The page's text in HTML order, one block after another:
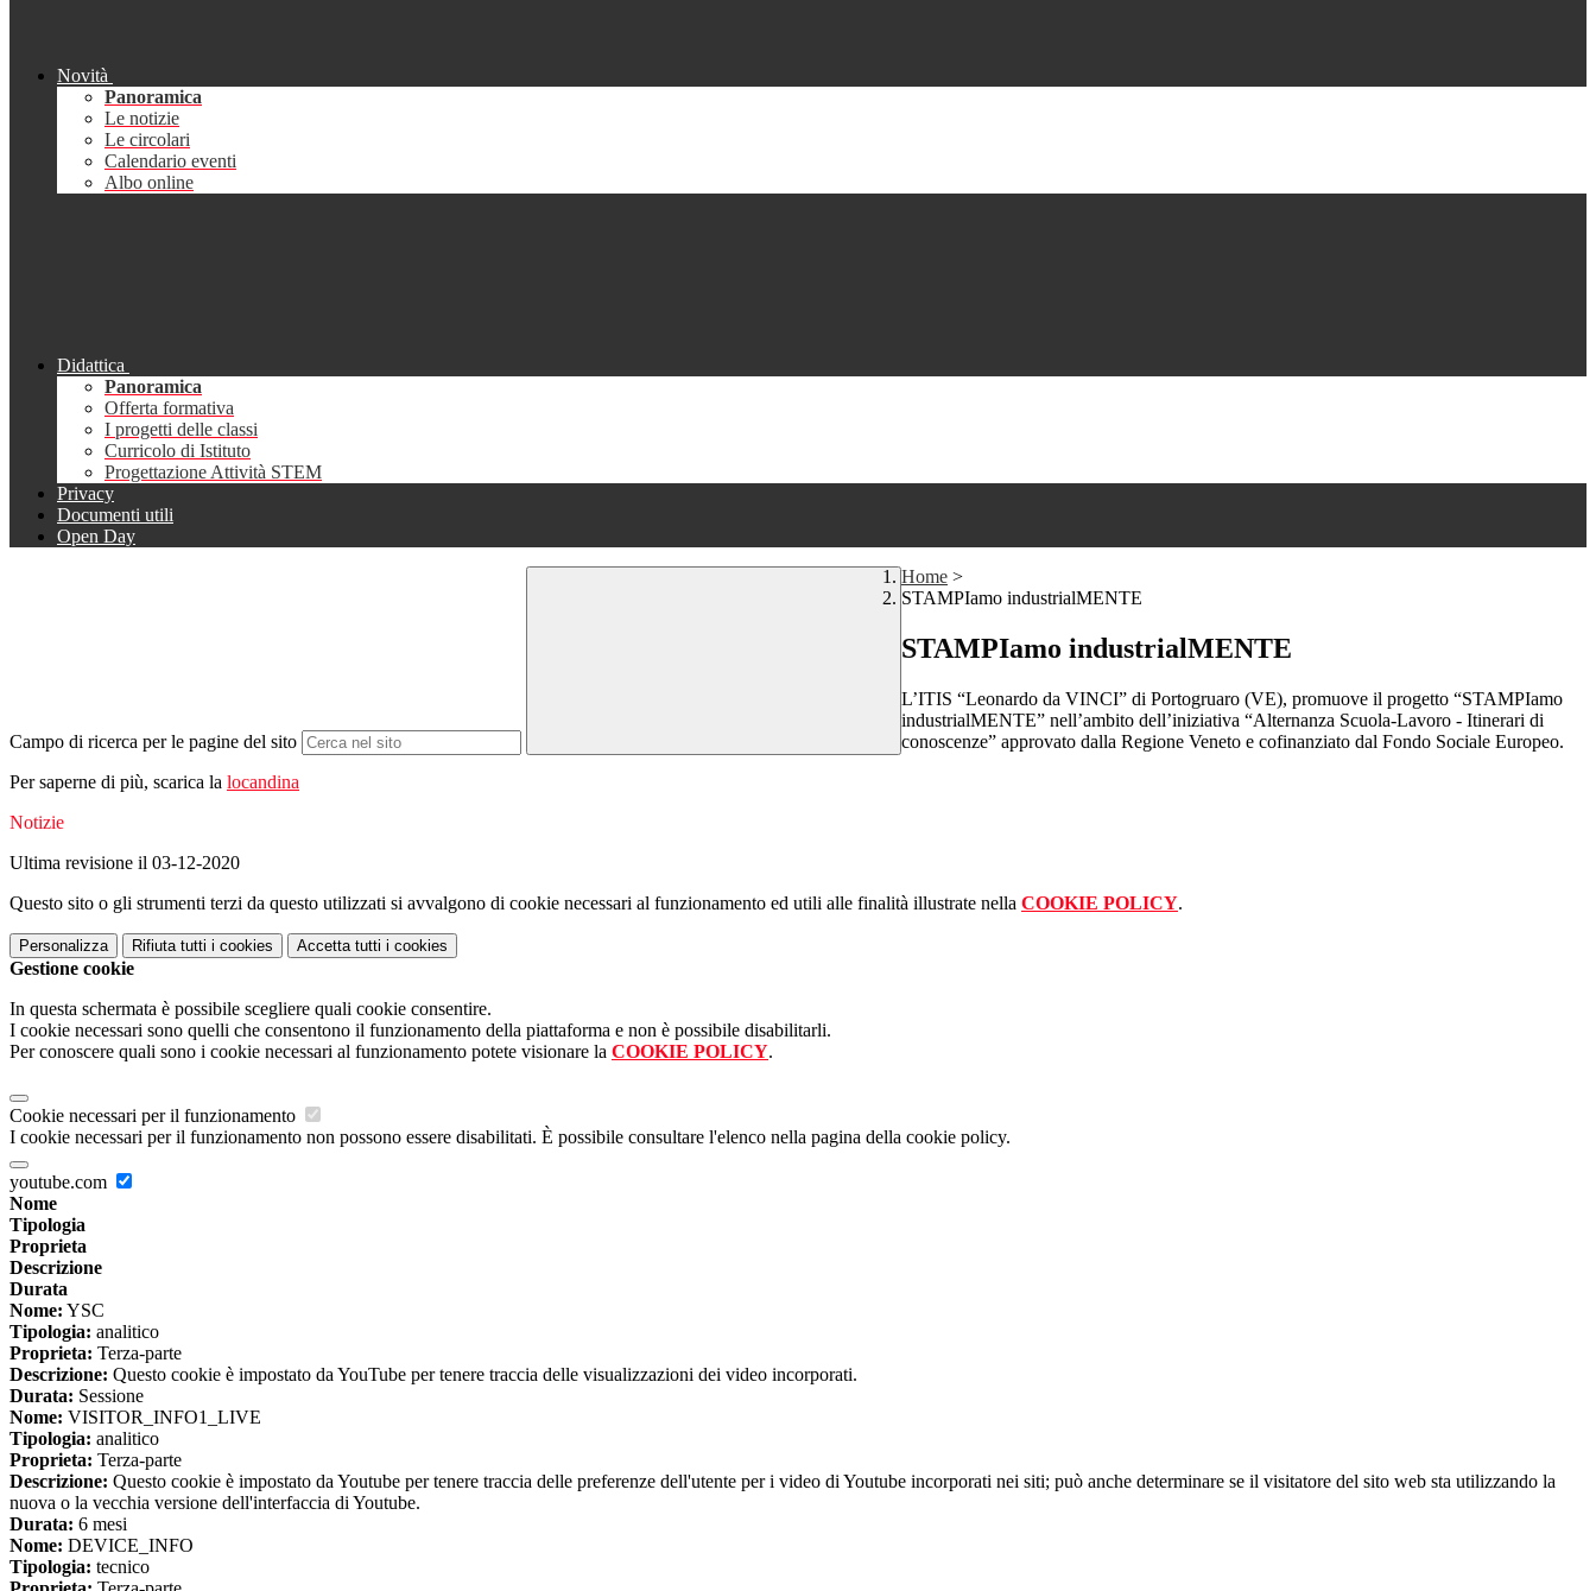
Novità
Panoramica
Le notizie
Le circolari
Calendario eventi
Albo online
Didattica
Panoramica
Offerta formativa
I progetti delle classi
Curricolo di Istituto
Progettazione Attività STEM
Privacy
Documenti utili
Open Day
Campo di ricerca per le pagine del sito
Home >
STAMPIamo industrialMENTE
STAMPIamo industrialMENTE
L’ITIS “Leonardo da VINCI” di Portogruaro (VE), promuove il progetto “STAMPIamo
industrialMENTE” nell’ambito dell’iniziativa “Alternanza Scuola-Lavoro - Itinerari di
conoscenze” approvato dalla Regione Veneto e cofinanziato dal Fondo Sociale Europeo.
Per saperne di più, scarica la locandina
Notizie
Ultima revisione il 03-12-2020
Questo sito o gli strumenti terzi da questo utilizzati si avvalgono di cookie necessari al funzionamento ed utili alle finalità illustrate nella COOKIE POLICY.
Personalizza Rifiuta tutti i cookies Accetta tutti i cookies
Gestione cookie
In questa schermata è possibile scegliere quali cookie consentire.
I cookie necessari sono quelli che consentono il funzionamento della piattaforma e non è possibile disabilitarli.
Per conoscere quali sono i cookie necessari al funzionamento potete visionare la COOKIE POLICY.
Cookie necessari per il funzionamento
I cookie necessari per il funzionamento non possono essere disabilitati. È possibile consultare l'elenco nella pagina della cookie policy.
youtube.com
Nome
Tipologia
Proprieta
Descrizione
Durata
Nome: YSC
Tipologia: analitico
Proprieta: Terza-parte
Descrizione: Questo cookie è impostato da YouTube per tenere traccia delle visualizzazioni dei video incorporati.
Durata: Sessione
Nome: VISITOR_INFO1_LIVE
Tipologia: analitico
Proprieta: Terza-parte
Descrizione: Questo cookie è impostato da Youtube per tenere traccia delle preferenze dell'utente per i video di Youtube incorporati nei siti; può anche determinare se il visitatore del sito web sta utilizzando la
nuova o la vecchia versione dell'interfaccia di Youtube.
Durata: 6 mesi
Nome: DEVICE_INFO
Tipologia: tecnico